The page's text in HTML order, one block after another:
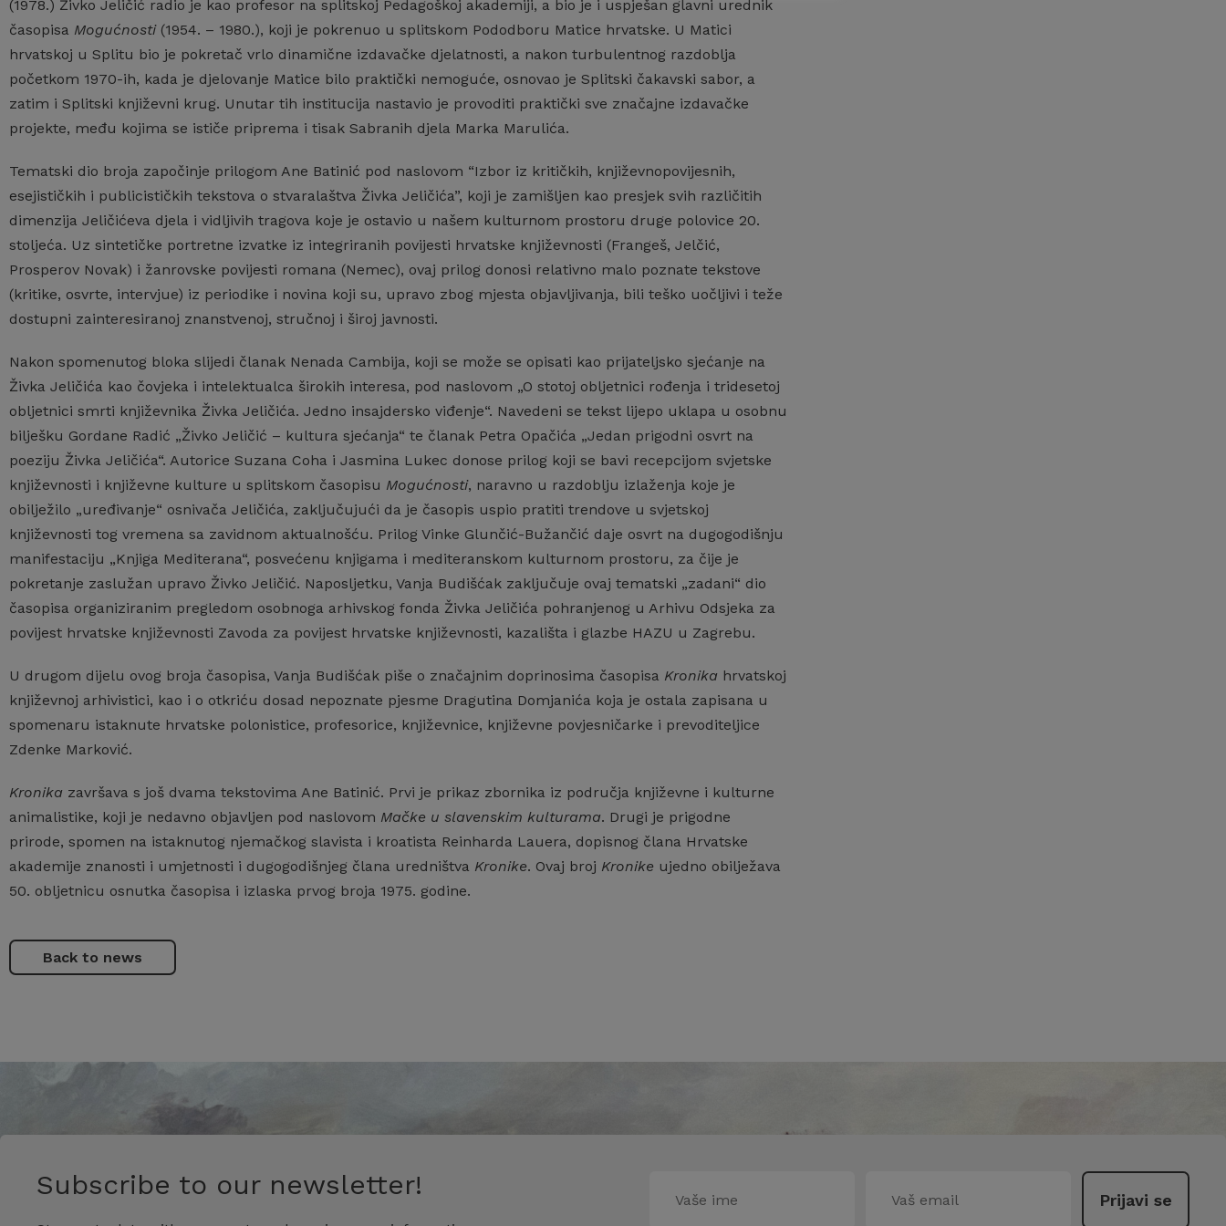
(1978.) Živko Jeličić radio je kao profesor na splitskoj Pedagoškoj akademiji, a bio je i uspješan glavni urednik
časopisa Mogućnosti (1954. – 1980.), koji je pokrenuo u splitskom Pododboru Matice hrvatske. U Matici
hrvatskoj u Splitu bio je pokretač vrlo dinamične izdavačke djelatnosti, a nakon turbulentnog razdoblja
početkom 1970-ih, kada je djelovanje Matice bilo praktički nemoguće, osnovao je Splitski čakavski sabor, a
zatim i Splitski književni krug. Unutar tih institucija nastavio je provoditi praktički sve značajne izdavačke
projekte, među kojima se ističe priprema i tisak Sabranih djela Marka Marulića.
Tematski dio broja započinje prilogom Ane Batinić pod naslovom “Izbor iz kritičkih, književnopovijesnih,
esejističkih i publicističkih tekstova o stvaralaštva Živka Jeličića”, koji je zamišljen kao presjek svih različitih
dimenzija Jeličićeva djela i vidljivih tragova koje je ostavio u našem kulturnom prostoru druge polovice 20.
stoljeća. Uz sintetičke portretne izvatke iz integriranih povijesti hrvatske književnosti (Frangeš, Jelčić,
Prosperov Novak) i žanrovske povijesti romana (Nemec), ovaj prilog donosi relativno malo poznate tekstove
(kritike, osvrte, intervjue) iz periodike i novina koji su, upravo zbog mjesta objavljivanja, bili teško uočljivi i teže
dostupni zainteresiranoj znanstvenoj, stručnoj i široj javnosti.
Nakon spomenutog bloka slijedi članak Nenada Cambija, koji se može se opisati kao prijateljsko sjećanje na
Živka Jeličića kao čovjeka i intelektualca širokih interesa, pod naslovom „O stotoj obljetnici rođenja i tridesetoj
obljetnici smrti književnika Živka Jeličića. Jedno insajdersko viđenje“. Navedeni se tekst lijepo uklapa u osobnu
bilješku Gordane Radić „Živko Jeličić – kultura sjećanja“ te članak Petra Opačića „Jedan prigodni osvrt na
poeziju Živka Jeličića“. Autorice Suzana Coha i Jasmina Lukec donose prilog koji se bavi recepcijom svjetske
književnosti i književne kulture u splitskom časopisu Mogućnosti, naravno u razdoblju izlaženja koje je
obilježilo „uređivanje“ osnivača Jeličića, zaključujući da je časopis uspio pratiti trendove u svjetskoj
književnosti tog vremena sa zavidnom aktualnošću. Prilog Vinke Glunčić-Bužančić daje osvrt na dugogodišnju
manifestaciju „Knjiga Mediterana“, posvećenu knjigama i mediteranskom kulturnom prostoru, za čije je
pokretanje zaslužan upravo Živko Jeličić. Naposljetku, Vanja Budišćak zaključuje ovaj tematski „zadani“ dio
časopisa organiziranim pregledom osobnoga arhivskog fonda Živka Jeličića pohranjenog u Arhivu Odsjeka za
povijest hrvatske književnosti Zavoda za povijest hrvatske književnosti, kazališta i glazbe HAZU u Zagrebu.
U drugom dijelu ovog broja časopisa, Vanja Budišćak piše o značajnim doprinosima časopisa Kronika hrvatskoj
književnoj arhivistici, kao i o otkriću dosad nepoznate pjesme Dragutina Domjanića koja je ostala zapisana u
spomenaru istaknute hrvatske polonistice, profesorice, književnice, književne povjesničarke i prevoditeljice
Zdenke Marković.
Kronika završava s još dvama tekstovima Ane Batinić. Prvi je prikaz zbornika iz područja književne i kulturne
animalistike, koji je nedavno objavljen pod naslovom Mačke u slavenskim kulturama. Drugi je prigodne
prirode, spomen na istaknutog njemačkog slavista i kroatista Reinharda Lauera, dopisnog člana Hrvatske
akademije znanosti i umjetnosti i dugogodišnjeg člana uredništva Kronike. Ovaj broj Kronike ujedno obilježava
50. obljetnicu osnutka časopisa i izlaska prvog broja 1975. godine.
Back to news
Subscribe to our newsletter!